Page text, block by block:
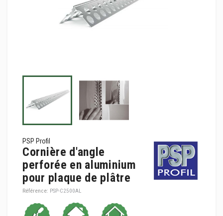
PSP Profil
Cornière d'angle
perforée en aluminium
pour plaque de plâtre
Référence: PSP-C2500AL